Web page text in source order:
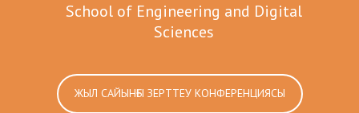
School of Engineering and Digital
Sciences
ЖЫЛ САЙЫНҒЫ ЗЕРТТЕУ КОНФЕРЕНЦИЯСЫ